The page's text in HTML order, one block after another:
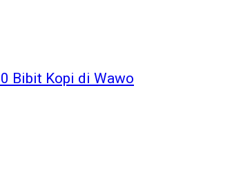
Bibit Kopi di Wawo